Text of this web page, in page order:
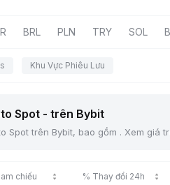
BRL PLN TRY SOL
Khu Vực Phiêu Lưu
Spot - trên Bybit
Spot trên Bybit, bao gồm . Xem
chiếu % Thay đổi 24h